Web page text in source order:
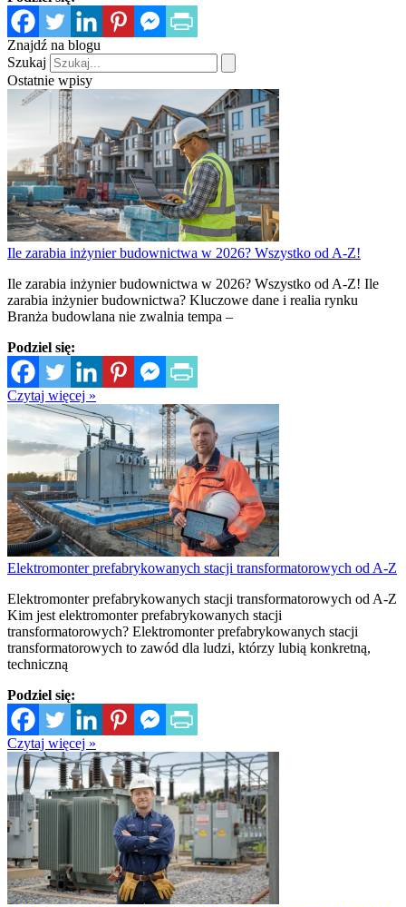
Znajdź na blogu
Szukaj
Ostatnie wpisy
Ile zarabia inżynier budownictwa w 2026? Wszystko od A-Z!
Ile zarabia inżynier budownictwa w 2026? Wszystko od A-Z! Ile
zarabia inżynier budownictwa? Kluczowe dane i realia rynku
Branża budowlana nie zwalnia tempa –
Podziel się:
Czytaj więcej »
Elektromonter prefabrykowanych stacji transformatorowych od A-Z
Elektromonter prefabrykowanych stacji transformatorowych od A-Z
Kim jest elektromonter prefabrykowanych stacji
transformatorowych? Elektromonter prefabrykowanych stacji
transformatorowych to zawód dla ludzi, którzy lubią konkretną,
techniczną
Podziel się:
Czytaj więcej »